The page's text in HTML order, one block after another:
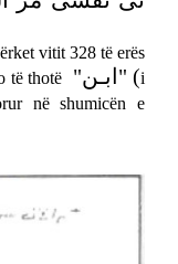
vitit 328 të erës
të thotë "ابـن " (i
në shumicën e